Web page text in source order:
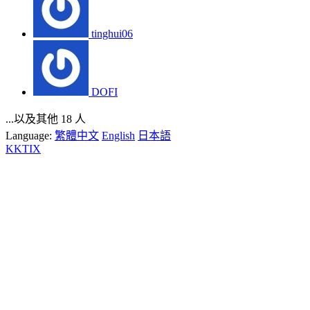
tinghui06
DOFI
...以及其他 18 人
Language: 繁體中文 English 日本語
KKTIX